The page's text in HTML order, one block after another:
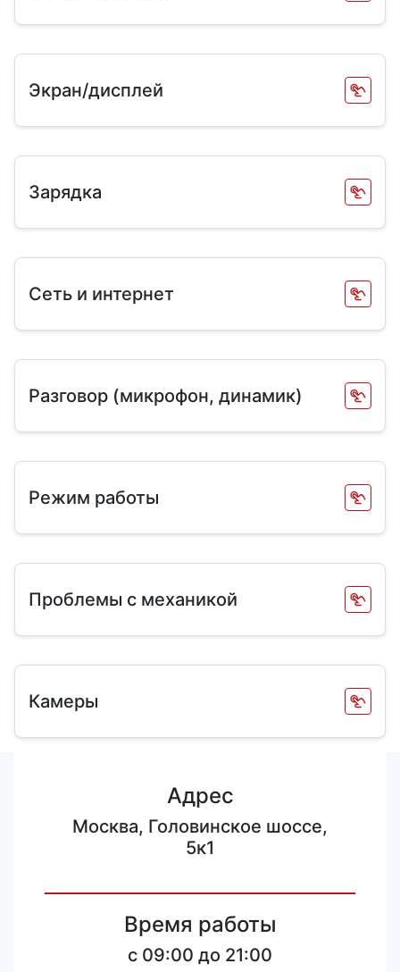
Экран/дисплей
Зарядка
Сеть и интернет
Разговор (микрофон, динамик)
Режим работы
Проблемы с механикой
Камеры
Адрес
Москва, Головинское шоссе,
5к1
Время работы
c 09:00 до 21:00